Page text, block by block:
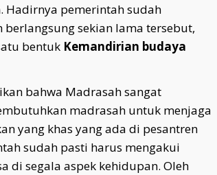
Hadirnya pemerintah sudah
sekian lama tersebut,
bentuk Kemandirian budaya
bahwa Madrasah sangat
madrasah untuk menjaga
yang khas yang ada di pesantren
sudah pasti harus mengakui
di segala aspek kehidupan. Oleh